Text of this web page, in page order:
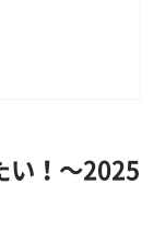
い！〜2025